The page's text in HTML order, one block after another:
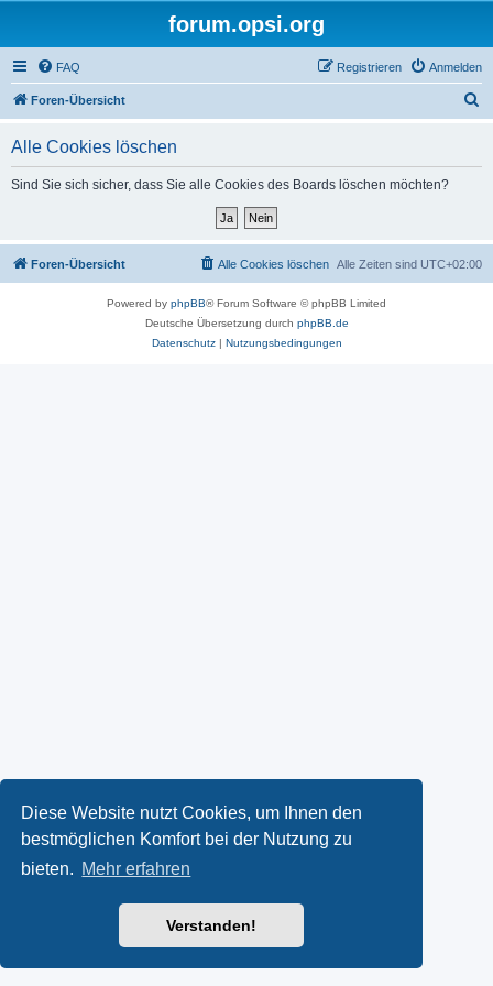
Diese Website nutzt Cookies, um Ihnen den
bestmöglichen Komfort bei der Nutzung zu
bieten. Mehr erfahren
Verstanden!
forum.opsi.org
FAQ Anmelden
Registrieren
Foren-Übersicht
Alle Cookies löschen
Sind Sie sich sicher, dass Sie alle Cookies des Boards löschen möchten?
Foren-Übersicht Alle Zeiten sind UTC+02:00
Alle Cookies löschen
Powered by phpBB® Forum Software © phpBB Limited
Deutsche Übersetzung durch phpBB.de
Datenschutz| Nutzungsbedingungen